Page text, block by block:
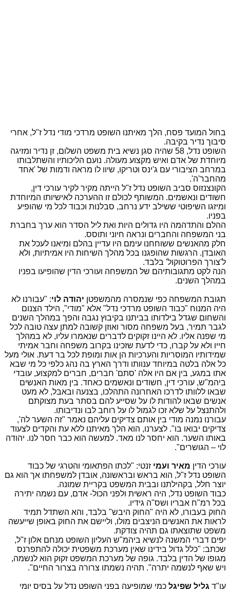
בחול המועד פסח, הלך מאיתנו השופט מרדכי מודי נדל ז"ל, אחרי
סיבוך נדיר בקיבה.
השופט נדל, 58 שהיה סגן נשיא בית משפט השלום, זן נדיר ומזיגה
מיוחדת של אדם ואיש מקצוע מעולה. נועם הליכותיו והשתלבותו
במרחב הציבורי עם ג'ינס וטריקו, שיוו לו מראה ודמות של 'אחד
מהחבר'ה'.
הקונצנזוס סביב השופט נדל ז"ל הייתה מקיר לקיר עורכי דין,
חשודים ונאשמים. המשותף לכולם זו ההערכה לאישיותו המיוחדת
ומיזגו השיפוטי ששילב ידע נרחב, סבלנות וכבוד לכל מי שהופיע
בפניו.
ההלם והתדהמה היו גדולים היות ואת ליל הסדר הוא ערך בחברת
בני המשפחה והחברים ונראה חיוני ותוסס.
חלק מהאנשים ששוחחנו עימם היו עדיין בהלם ומיאנו לעכל את
האובדן. הרגשות שהופגנו בכל מהלך השיחות היו אמיתיות, ולא
ל'צורך הפרוטוקול' בלבד.
הנה לקט מתגובותיהם של המשפחה ועורכי הדין שהופיעו בפניו
במהלך השנים.
תגובת המשפחה כפי שנמסרה מהמשפטן יהודה לוי: "עבורנו לא
היה המנוח "כבוד השופט מרדכי נדל" אלא "מודי", הילד הצנום
והשחום שגדל בילדותו בביתנו בקיבוץ נגבה והפך במהלך השנים
לגבר תמיר, בעל משפחה מסור ואוזן קשובה למתן עצה טובה לכל
מי שפנה אליו. לא היינו זקוקים לדברים שנאמרו עליו, לא במהלך
חייו ולא על קברו, כדי לדעת שזכינו בקרוב משפחה וחבר אמיתי
שמידותיו המוסריות והערכיות הן אות ומופת לכל בר דעת. אולי מעל
כל אלה בלטה במיוחד ענוותו ודרך הארץ בה נהג כלפי כל מי שבא
אתו במגע, בין אם היו אלה 'סתם' חברים, חברים למקצוע, עובדי
ביהמ"ש, עורכי דין, חשודים ונאשמים כאחד. בין מאות האנשים
שבאו ללוותו לדרכו האחרונה התהלכו, בצנעה ובאבל, לא מעט
אנשים שבאו להודות לו על שסייע להם בסתר בעת מצוקתם
ולהתנצל על שלא זכו לגמול לו על רוחב לבו ונדיבותו.
עבורנו נמנה מודי בין אותם צדיקים עליהם נאמר "זה השער לה',
צדיקים יבואו בו". לצערנו, הוא הלך מאיתנו ללא עת והקדים לצעוד
באותו השער. הוא יחסר לנו מאד. למעשה הוא כבר חסר לנו. יהודה
לוי – הגושרים".
עורכי הדין מאיר ועמי זנטי: "לכתו הפתאומי והטרגי של כבוד
השופט נדל ז"ל, הוא בראש ובראשונה, אובדן למשפחתו אך הוא גם
יוצר חלל, בקהילתנו ובבית המשפט בקריית שמונה.
כבוד השופט נדל, היה ראשית ולפני הכול- אדם, עם נשמה יתירה
בכל רמ"ח אבריו ושס"ה גידיו.
החוק בעבורו, לא היה "החוק היבש" בלבד, והא השתדל תמיד
לראות את האנשים הניצבים מולו, וליישם את החוק באופן שייעשה
משפט שתוצאתו גם תהיה צודקת.
יפים דברי המשנה לנשיא ביהמ"ש העליון השופט מנחם אלון ז"ל,
שכתב: "כלל גדול בידינו שאין מערכת משפטית יכולה להתפרנס
מגופו של הדין בלבד. גופה של מערכת המשפט זקוק הוא לנשמה,
ויש שאף לנשמה יתרה". תהיה נשמתו צרורה בצרור החיים".
עו"ד גליל שפיגל כמי שמופיעה בפני השופט נדל על בסיס יומי